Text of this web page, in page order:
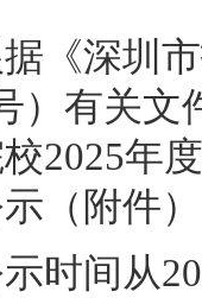
《深圳
）有关文
校2025年
（附件
时间从